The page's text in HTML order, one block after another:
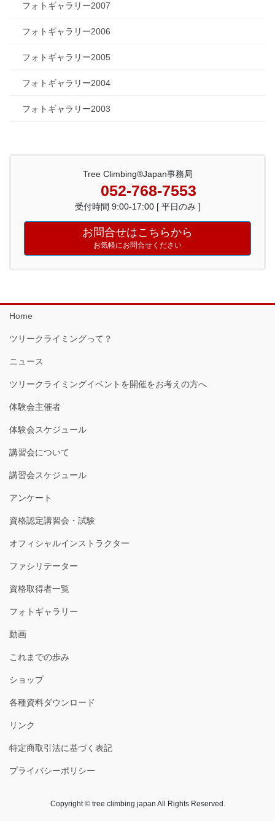
フォトギャラリー2007
フォトギャラリー2006
フォトギャラリー2005
フォトギャラリー2004
フォトギャラリー2003
Tree Climbing®Japan事務局
052-768-7553
受付時間 9:00-17:00 [ 平日のみ ]
お問合せはこちらから
お気軽にお問合せください
Home
ツリークライミングって？
ニュース
ツリークライミングイベントを開催をお考えの方へ
体験会主催者
体験会スケジュール
講習会について
講習会スケジュール
アンケート
資格認定講習会・試験
オフィシャルインストラクター
ファシリテーター
資格取得者一覧
フォトギャラリー
動画
これまでの歩み
ショップ
各種資料ダウンロード
リンク
特定商取引法に基づく表記
プライバシーポリシー
Copyright © tree climbing japan All Rights Reserved.